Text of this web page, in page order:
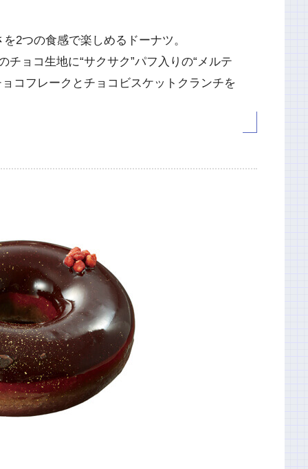
2つの食感で楽しめるドーナツ。
ョコ生地に“サクサク”パフ入りの“メルテ
コフレークとチョコビスケットクランチを